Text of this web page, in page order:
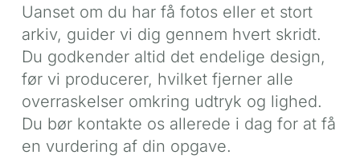
Uanset om du har få fotos eller et stort
arkiv, guider vi dig gennem hvert skridt.
Du godkender altid det endelige design,
før vi producerer, hvilket fjerner alle
overraskelser omkring udtryk og lighed.
Du bør kontakte os allerede i dag for at få
en vurdering af din opgave.